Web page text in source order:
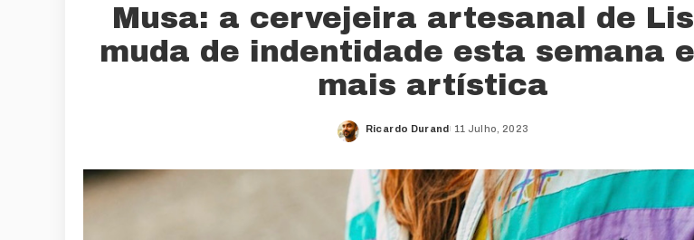
Musa: a cervejeira artesanal de
muda de indentidade esta semana
mais artística
Posted
Ricardo Durand 11 Julho, 2023